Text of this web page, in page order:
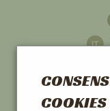
COOKIES